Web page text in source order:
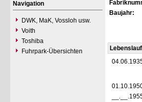
Navigation
DWK, MaK, Vossloh usw.
Voith
Toshiba
Fuhrpark-Übersichten
Baujahr:
Lebenslauf